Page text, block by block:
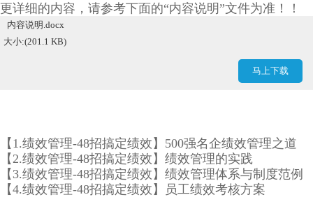
更详细的内容，请参考下面的“内容说明”文件为准！！
内容说明.docx
大小:(201.1 KB)
马上下载
【1.绩效管理-48招搞定绩效】500强名企绩效管理之道
【2.绩效管理-48招搞定绩效】绩效管理的实践
【3.绩效管理-48招搞定绩效】绩效管理体系与制度范例
【4.绩效管理-48招搞定绩效】员工绩效考核方案